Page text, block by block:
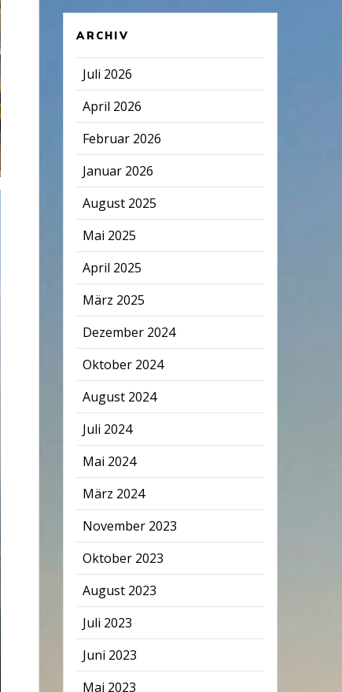
ARCHIV
Juli 2026
April 2026
Februar 2026
Januar 2026
August 2025
Mai 2025
April 2025
März 2025
Dezember 2024
Oktober 2024
August 2024
Juli 2024
Mai 2024
März 2024
November 2023
Oktober 2023
August 2023
Juli 2023
Juni 2023
Mai 2023